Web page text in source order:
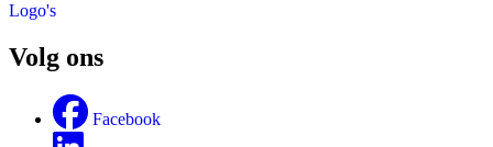
Logo's
Volg ons
Facebook